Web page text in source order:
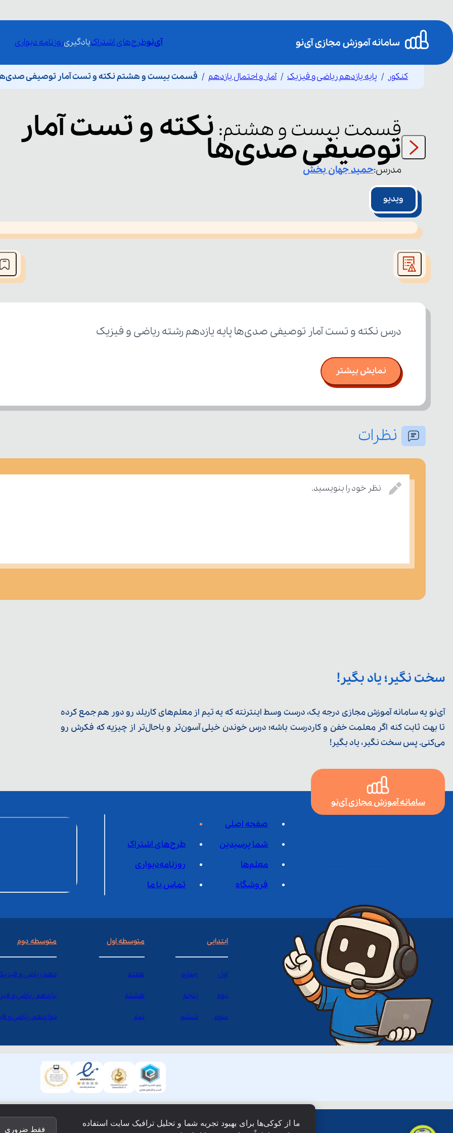
آی‌نوطرح‌های اشتراکیادگیریروزنامه دیواری
کنکور پایه یازدهم ریاضی و فیزیک آمار و احتمال یازدهم قسمت بیست و هشتم نکته و تست آمار توصیفی
قسمت بیست و هشتم: نکته و تست آمار
توصیفی صدی‌ها
مدرس:حمیدجهان بخش
ویدیو
This
is
window.
درس نکته و تست آمار توصیفی صدی‌ها پایه یازدهم رشته ریاضی و فیزیک
نمایش بیشتر
نظرات
نظر خود را بنویسید.
سخت نگیر؛ یاد بگیر!
آی‌نو یه سامانه آموزش مجازی درجه یک، درست وسط اینترنته که یه تیم از معلم‌‌های کاربلد رو دور هم جمع کرده
تا بهت ثابت کنه اگر معلمت خفن و کاردرست باشه؛ درس خوندن خیلی آسون‌تر و باحال‌تر از چیزیه که فکرش رو
می‌کنی. پس سخت نگیر، یاد بگیر!
سامانه آموزش مجازی آی‌نو
صفحه اصلی
شما پرسیدین
طرح‌های اشتراک
معلم‌ها
روزنامه‌دیواری
فروشگاه
تماس با ما
ابتدایی
اول چهارم
دوم پنجم
سوم ششم
متوسطه اول
هفتم
هشتم
نهم
متوسطه دوم
دهم ریاضی و
یازدهم ریاضی و
دوازدهم ریاضی و
ما از کوکی‌ها برای بهبود تجربه شما و تحلیل ترافیک سایت استفاده
فقط ضروری